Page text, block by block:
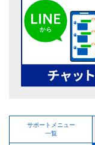
サポートメニュー
一覧